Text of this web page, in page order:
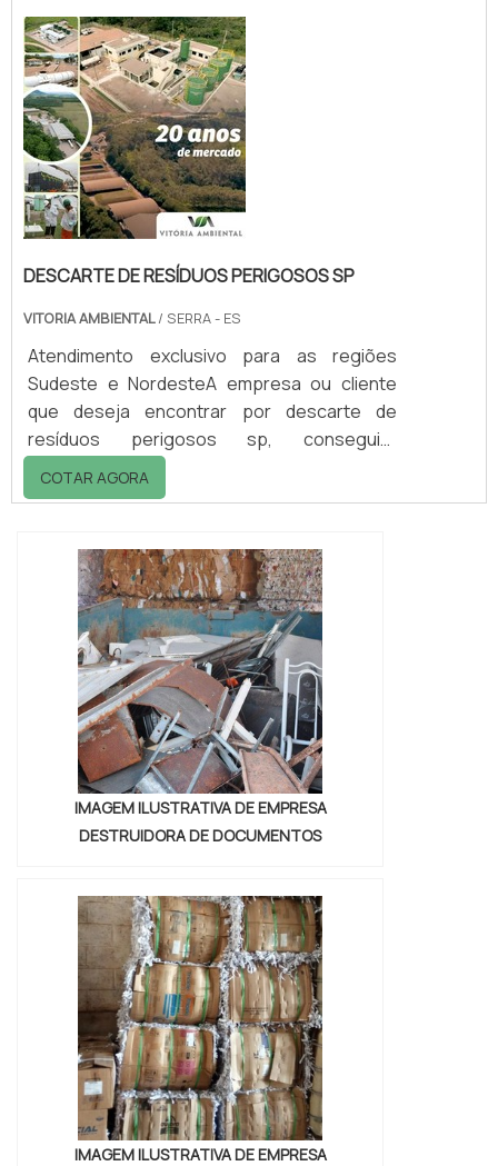
mercado.DETALHES sOBRE DESCARTE DE
RESÍDUOS PERIGOSOS RJQuem precisa de
descarte de resíduos perigosos rj em uma
empresa inovadora, acha o site da Vitória
Ambiental. Dispon...
DESCARTE DE RESÍDUOS PERIGOSOS SP
VITORIA AMBIENTAL/ SERRA - ES
Atendimento exclusivo para as regiões
Sudeste e NordesteA empresa ou cliente
que deseja encontrar por descarte de
resíduos perigosos sp, conseguirá
encontrar no website da Vitória Ambiental.
Solicitando mais informações na vitrine que
a melhor referência em qualidade do
mercado.Quando o interesse é por descarte
de resíduos perigosos sp, com os
profissionais da Vitória Ambiental conseguirá
excel...
COTAR AGORA
IMAGEM ILUSTRATIVA DE EMPRESA
DESTRUIDORA DE DOCUMENTOS
IMAGEM ILUSTRATIVA DE EMPRESA